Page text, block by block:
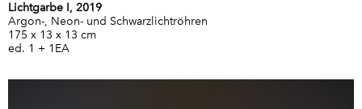
Lichtgarbe I, 2019
Argon-, Neon- und Schwarzlichtröhren
175 x 13 x 13 cm
ed. 1 + 1EA